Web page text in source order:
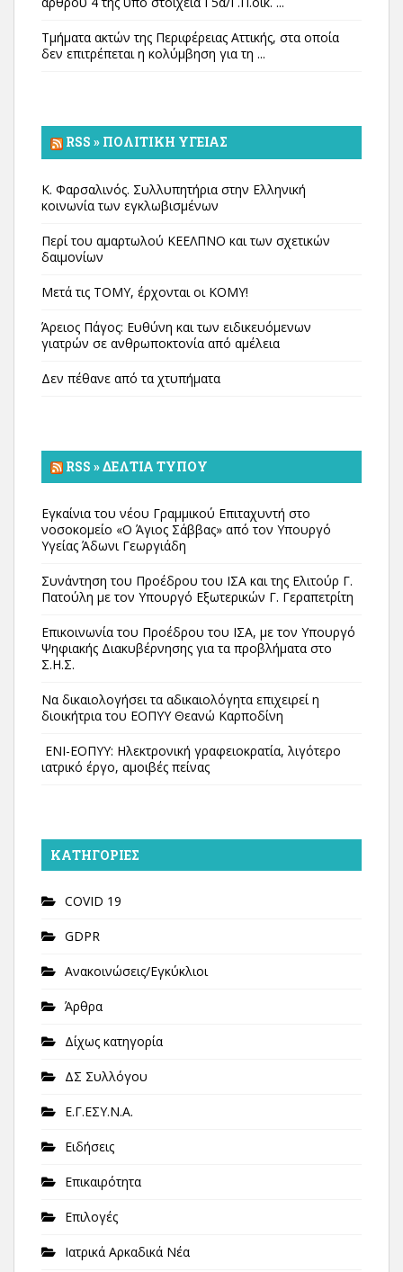
Τμήματα ακτών της Περιφέρειας Αττικής, στα οποία
δεν επιτρέπεται η κολύμβηση για τη ...
RSS » ΠΟΛΙΤΙΚΉ ΥΓΕΊΑΣ
Κ. Φαρσαλινός. Συλλυπητήρια στην Ελληνική
κοινωνία των εγκλωβισμένων
Περί του αμαρτωλού ΚΕΕΛΠΝΟ και των σχετικών
δαιμονίων
Μετά τις ΤΟΜΥ, έρχονται οι ΚΟΜΥ!
Άρειος Πάγος: Ευθύνη και των ειδικευόμενων
γιατρών σε ανθρωποκτονία από αμέλεια
Δεν πέθανε από τα χτυπήματα
RSS » ΔΕΛΤΊΑ ΤΎΠΟΥ
Εγκαίνια του νέου Γραμμικού Επιταχυντή στο
νοσοκομείο «Ο Άγιος Σάββας» από τον Υπουργό
Υγείας Άδωνι Γεωργιάδη
Συνάντηση του Προέδρου του ΙΣΑ και της Ελιτούρ Γ.
Πατούλη με τον Υπουργό Εξωτερικών Γ. Γεραπετρίτη
Επικοινωνία του Προέδρου του ΙΣΑ, με τον Υπουργό
Ψηφιακής Διακυβέρνησης για τα προβλήματα στο
Σ.Η.Σ.
Να δικαιολογήσει τα αδικαιολόγητα επιχειρεί η
διοικήτρια του ΕΟΠΥΥ Θεανώ Καρποδίνη
ΕΝΙ-ΕΟΠΥΥ: Ηλεκτρονική γραφειοκρατία, λιγότερο
ιατρικό έργο, αμοιβές πείνας
KΑΤΗΓΟΡΊΕΣ
COVID 19
GDPR
Ανακοινώσεις/Εγκύκλιοι
Άρθρα
Δίχως κατηγορία
ΔΣ Συλλόγου
Ε.Γ.ΕΣΥ.Ν.Α.
Ειδήσεις
Επικαιρότητα
Επιλογές
Ιατρικά Αρκαδικά Νέα